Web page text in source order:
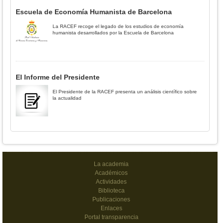
Escuela de Economía Humanista de Barcelona
La RACEF recoge el legado de los estudios de economía
humanista desarrollados por la Escuela de Barcelona
El Informe del Presidente
El Presidente de la RACEF presenta un análisis científico sobre
la actualidad
La academia
Académicos
Actividades
Biblioteca
Publicaciones
Enlaces
Portal transparencia